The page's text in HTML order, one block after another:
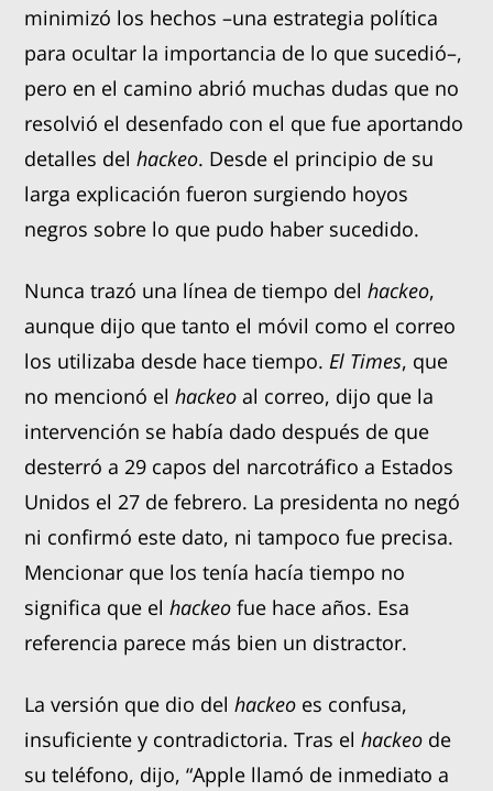
minimizó los hechos –una estrategia política
para ocultar la importancia de lo que sucedió–,
pero en el camino abrió muchas dudas que no
resolvió el desenfado con el que fue aportando
detalles delhackeo. Desde el principio de su
larga explicación fueron surgiendo hoyos
negros sobre lo que pudo haber sucedido.
Nunca trazó una línea de tiempo delhackeo,
aunque dijo que tanto el móvil como el correo
los utilizaba desde hace tiempo.El Times, que
no mencionó elhackeo al correo, dijo que la
intervención se había dado después de que
desterró a 29 capos del narcotráfico a Estados
Unidos el 27 de febrero. La presidenta no negó
ni confirmó este dato, ni tampoco fue precisa.
Mencionar que los tenía hacía tiempo no
significa que elhackeo fue hace años. Esa
referencia parece más bien un distractor.
La versión que dio delhackeo es confusa,
insuficiente y contradictoria. Tras elhackeo de
su teléfono, dijo, “Apple llamó de inmediato a